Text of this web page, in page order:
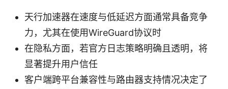
天行加速器在速度与低延迟方面通常具备竞争
力，尤其在使用WireGuard协议时
在隐私方面，若官方日志策略明确且透明，将
显著提升用户信任
客户端跨平台兼容性与路由器支持情况决定了